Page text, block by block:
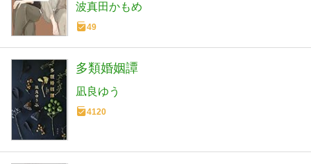
波真田かもめ
49
多類婚姻譚
凪良ゆう
4120